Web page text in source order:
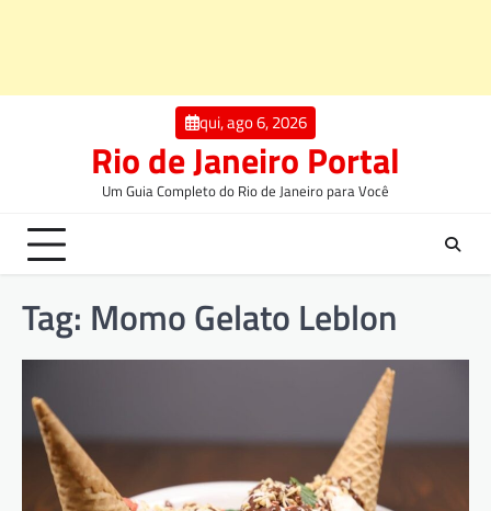
qui, ago 6, 2026
Rio de Janeiro Portal
Um Guia Completo do Rio de Janeiro para Você
Tag: Momo Gelato Leblon